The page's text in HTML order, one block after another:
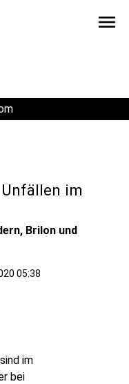
menu
im
Brilon und
05:38
im
bei